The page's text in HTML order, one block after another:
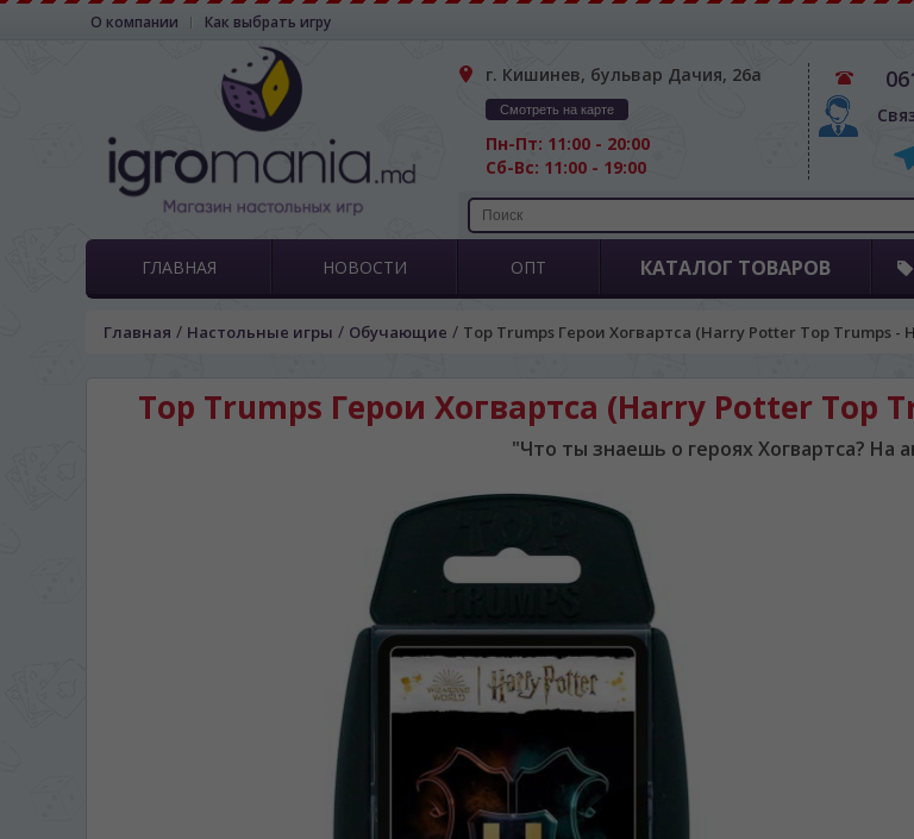
О компании Как выбрать игру
г. Кишинев, бульвар Дачия, 26а
Смотреть на карте
Пн-Пт: 11:00 - 20:00
Сб-Вс: 11:00 - 19:00
ГЛАВНАЯ НОВОСТИ ОПТ КАТАЛОГ ТОВАРОВ
Главная / Настольные игры / Обучающие / Top Trumps Герои Хогвартса (Harry Potter Top Trumps -
Top Trumps Герои Хогвартса (Harry Potter Top
"Что ты знаешь о героях Хогвартса? На
ЯЗЫК САЙТА / LIMBA SITE-ULUI
На каком языке Вы хотите просматривать наш сайт?
În ce limbă ați dori să vedeți site-ul nostru?
Беспокоим Вас только один раз, далее сохраним Ваш выбор языка.
Vă vom deranja doar o singură dată, apoi vă vom salva alegerea limbii.